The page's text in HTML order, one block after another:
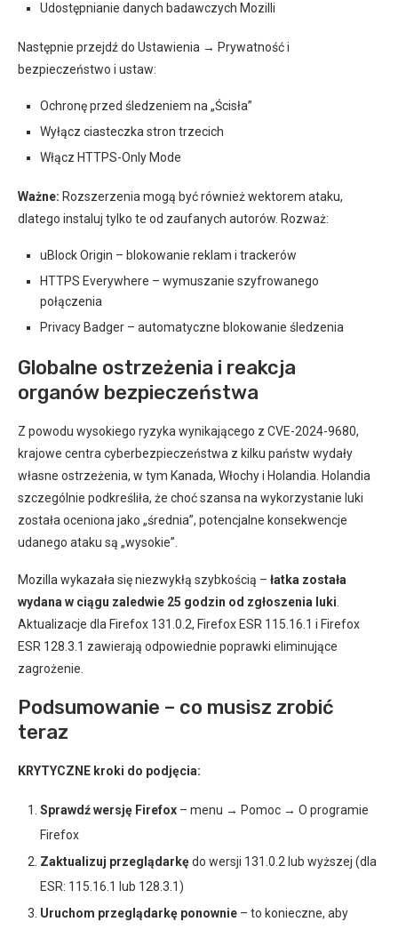
Udostępnianie danych badawczych Mozilli
Następnie przejdź do Ustawienia → Prywatność i
bezpieczeństwo i ustaw:
Ochronę przed śledzeniem na „Ścisła”
Wyłącz ciasteczka stron trzecich
Włącz HTTPS-Only Mode
Ważne: Rozszerzenia mogą być również wektorem ataku,
dlatego instaluj tylko te od zaufanych autorów. Rozważ:
uBlock Origin – blokowanie reklam i trackerów
HTTPS Everywhere – wymuszanie szyfrowanego
połączenia
Privacy Badger – automatyczne blokowanie śledzenia
Globalne ostrzeżenia i reakcja
organów bezpieczeństwa
Z powodu wysokiego ryzyka wynikającego z CVE-2024-9680,
krajowe centra cyberbezpieczeństwa z kilku państw wydały
własne ostrzeżenia, w tym Kanada, Włochy i Holandia. Holandia
szczególnie podkreśliła, że choć szansa na wykorzystanie luki
została oceniona jako „średnia”, potencjalne konsekwencje
udanego ataku są „wysokie”.
Mozilla wykazała się niezwykłą szybkością – łatka została
wydana w ciągu zaledwie 25 godzin od zgłoszenia luki
Aktualizacje dla Firefox 131.0.2, Firefox ESR 115.16.1 i Firefox
ESR 128.3.1 zawierają odpowiednie poprawki eliminujące
zagrożenie.
Podsumowanie – co musisz zrobić
teraz
KRYTYCZNE kroki do podjęcia:
Sprawdź wersję Firefox – menu → Pomoc → O programie
Firefox
Zaktualizuj przeglądarkędo wersji 131.0.2 lub wyższej (dla
ESR: 115.16.1 lub 128.3.1)
Uruchom przeglądarkę ponownie – to konieczne, aby